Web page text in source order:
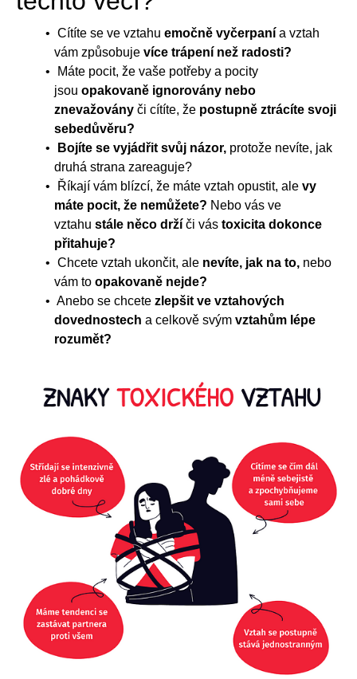
Cítíte se ve vztahu emočně vyčerpanía vztah
vám způsobuje více trápení než radosti?
Máte pocit, že vaše potřeby a pocity
jsou opakovaně ignorovány nebo
znevažovány či cítíte, že postupně ztrácíte svoji
sebedůvěru?
Bojíte se vyjádřit svůj názor,protože nevíte, jak
druhá strana zareaguje?
Říkají vám blízcí, že máte vztah opustit, ale vy
máte pocit, že nemůžete? Nebo vás ve
vztahu stále něco drží či vás toxicita dokonce
přitahuje?
Chcete vztah ukončit, ale nevíte, jak na to,nebo
vám to opakovaně nejde?
Anebo se chcete zlepšit ve vztahových
dovednostech a celkově svým vztahům lépe
rozumět?